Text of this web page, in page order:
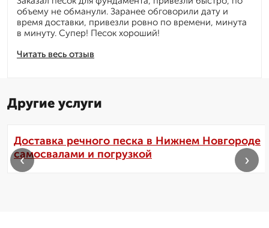
Читать весь отзыв
объему не обманули. Заранее обговорили дату и
время доставки, привезли ровно по времени, минута
в минуту. Супер! Песок хороший!
Другие услуги
Доставка речного песка в Нижнем Новгороде
самосвалами и погрузкой
‹ ›